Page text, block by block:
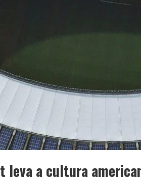
leva a cultura